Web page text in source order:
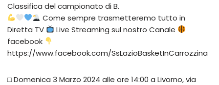
Classifica del campionato di B.
Come sempre trasmetteremo tutto in
Diretta TV
Live Streaming sul nostro Canale
facebook
https://www.facebook.com/SsLazioBasketInCarrozzina
□ Domenica 3 Marzo 2024 alle ore 14:00 a Livorno, via